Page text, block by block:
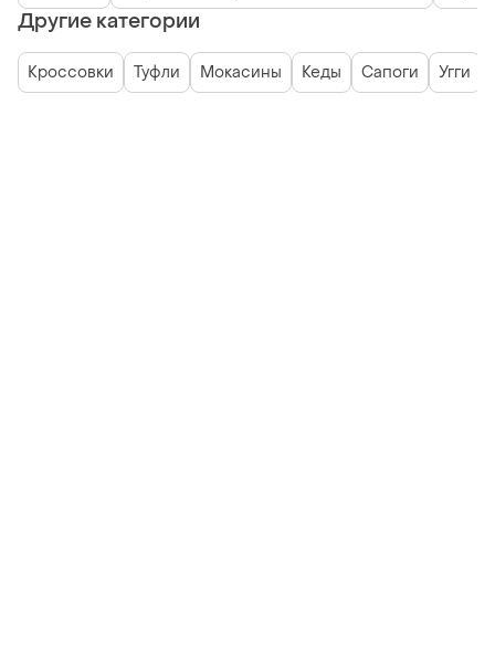
Другие категории
Кроссовки Туфли Мокасины Кеды Сапоги Угги